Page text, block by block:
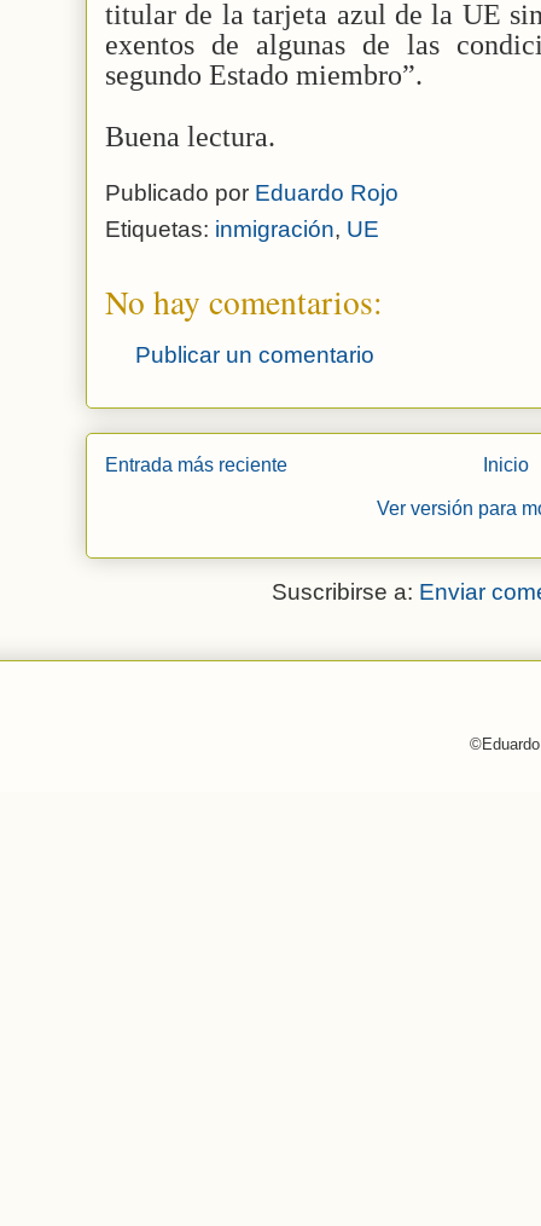
titular de la tarjeta azul de la UE
exentos de algunas de las
segundo Estado miembro”.
Buena lectura.
Publicado por Eduardo Rojo
Etiquetas: inmigración, UE
No hay comentarios:
Publicar un comentario
Entrada más reciente Inicio
Ver versión para
Suscribirse a: Enviar